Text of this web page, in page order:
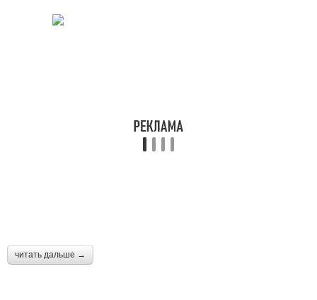
читать дальше →